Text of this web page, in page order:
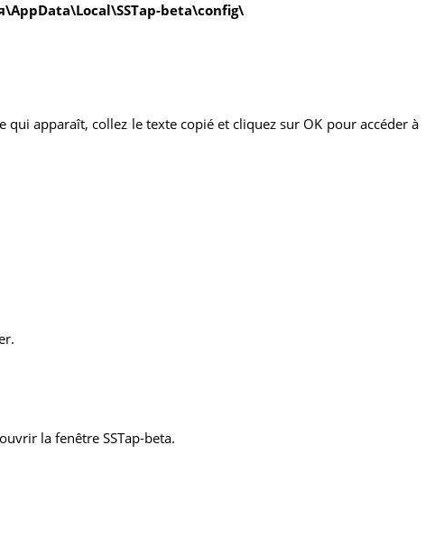
beta\config\
apparaît, collez le texte copié et cliquez sur OK pour accéder à
la fenêtre SSTap-beta.